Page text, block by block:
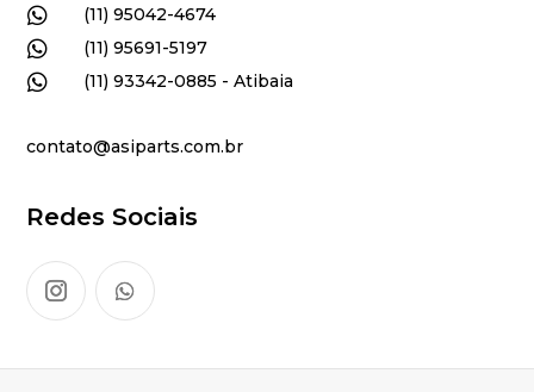
 (11) 95042-4674
 (11) 95691-5197
 (11) 93342-0885 - Atibaia
contato@asiparts.com.br
Redes Sociais